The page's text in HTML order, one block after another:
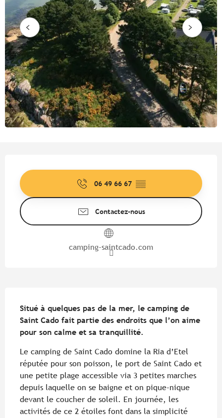
06 49 66 67 ▒▒
Contactez-nous
camping-saintcado.com
Situé à quelques pas de la mer, le camping de
Saint Cado fait partie des endroits que l’on aime
pour son calme et sa tranquillité.
Le camping de Saint Cado domine la Ria d’Etel
réputée pour son poisson, le port de Saint Cado et
une petite plage accessible via 3 petites marches
depuis laquelle on se baigne et on pique-nique
devant le coucher de soleil. En journée, les
activités de ce 2 étoiles font dans la simplicité